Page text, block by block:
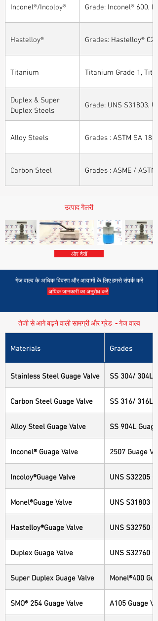
Inconel®/Incoloy® Grade: Inconel® 600,
Hastelloy® Grades: Hastelloy®
Titanium Titanium Grade 1,
Duplex & Super
Duplex Steels
Grade: UNS S31803,
Alloy Steels Grades : ASTM SA
Carbon Steel Grades : ASME /
उत्पाद गैलरी
और देखें
गेज वाल्व के अधिक विवरण और आयामों के लिए हमसे संपर्क करें
अधिक जानकारी का अनुरोध करें
तेजी से आगे बढ़ने वाली सामग्री और ग्रेड - गेज वाल्व
Materials Grades
Stainless Steel Guage Valve SS 304/ 304L
Carbon Steel Guage Valve SS 316/ 316L
Alloy Steel Guage Valve SS 904L Guage
Inconel® Guage Valve 2507 Guage
Incoloy®Guage Valve UNS S32205
Monel®Guage Valve UNS S31803
Hastelloy®Guage Valve UNS S32750
Duplex Guage Valve UNS S32760
Super Duplex Guage Valve Monel®400
SMO® 254 Guage Valve A105 Guage